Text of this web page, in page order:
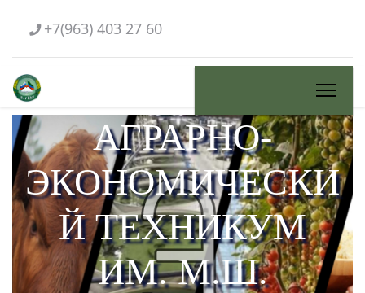
+7(963) 403 27 60
АГРАРНО-
ЭКОНОМИЧЕСКИ
Й ТЕХНИКУМ
ИМ. М.Ш.